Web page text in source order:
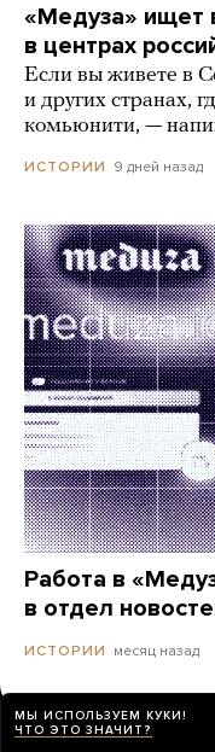
«Медуза» ищет
в центрах
Если вы живете в
и других странах,
комьюнити, —
ИСТОРИИ 9 дней назад
Работа в
в отдел
ИСТОРИИ месяц назад
МЫ ИСПОЛЬЗУЕМ КУКИ!
ЧТО ЭТО ЗНАЧИТ?